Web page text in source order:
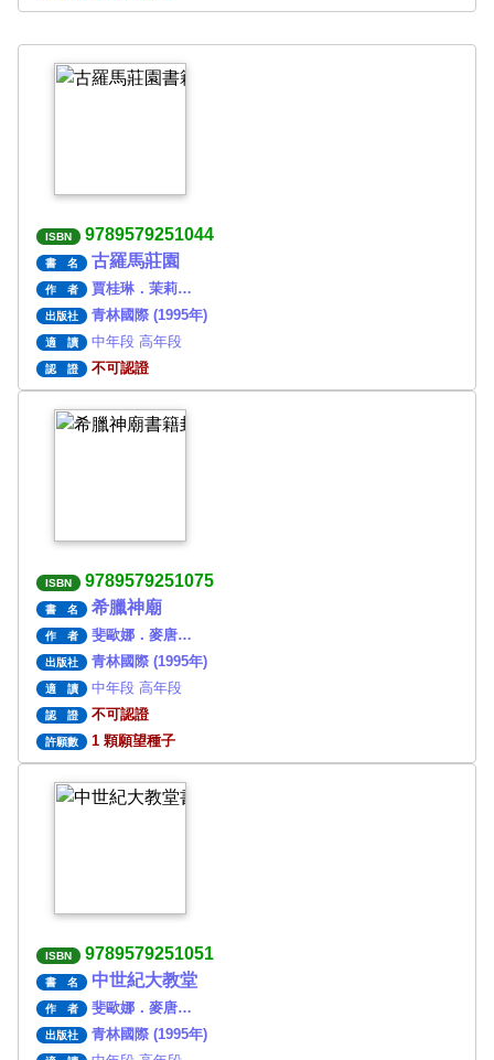
ISBN 9789579251044
書 名 古羅馬莊園
作 者 賈桂琳．茉莉…
出版社 青林國際 (1995年)
適 讀 中年段 高年段
認 證 不可認證
ISBN 9789579251075
書 名 希臘神廟
作 者 斐歐娜．麥唐…
出版社 青林國際 (1995年)
適 讀 中年段 高年段
認 證 不可認證
許願數 1 顆願望種子
ISBN 9789579251051
書 名 中世紀大教堂
作 者 斐歐娜．麥唐…
出版社 青林國際 (1995年)